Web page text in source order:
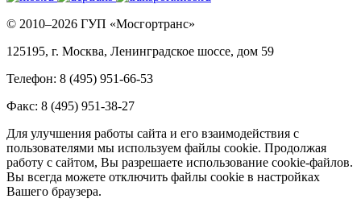
© 2010–2026 ГУП «Мосгортранс»
125195, г. Москва, Ленинградское шоссе, дом 59
Телефон: 8 (495) 951-66-53
Факс: 8 (495) 951-38-27
Для улучшения работы сайта и его взаимодействия с
пользователями мы используем файлы cookie. Продолжая
работу с сайтом, Вы разрешаете использование cookie-файлов.
Вы всегда можете отключить файлы cookie в настройках
Вашего браузера.